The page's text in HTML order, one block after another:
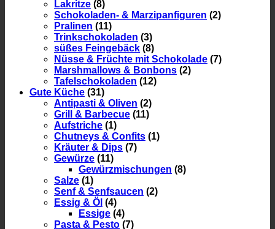
Lakritze (8)
Schokoladen- & Marzipanfiguren (2)
Pralinen (11)
Trinkschokoladen (3)
süßes Feingebäck (8)
Nüsse & Früchte mit Schokolade (7)
Marshmallows & Bonbons (2)
Tafelschokoladen (12)
Gute Küche (31)
Antipasti & Oliven (2)
Grill & Barbecue (11)
Aufstriche (1)
Chutneys & Confits (1)
Kräuter & Dips (7)
Gewürze (11)
Gewürzmischungen (8)
Salze (1)
Senf & Senfsaucen (2)
Essig & Öl (4)
Essige (4)
Pasta & Pesto (7)